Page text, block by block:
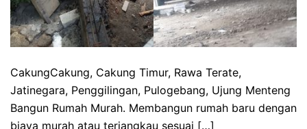
CakungCakung, Cakung Timur, Rawa Terate,
Jatinegara, Penggilingan, Pulogebang, Ujung Menteng
Bangun Rumah Murah. Membangun rumah baru dengan
biaya murah atau terjangkau sesuai […]